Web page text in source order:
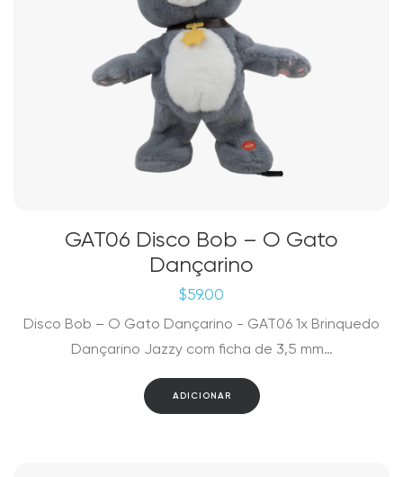
GAT06 Disco Bob – O Gato
Dançarino
$59.00
Disco Bob – O Gato Dançarino - GAT06 1x Brinquedo
Dançarino Jazzy com ficha de 3,5 mm…
ADICIONAR